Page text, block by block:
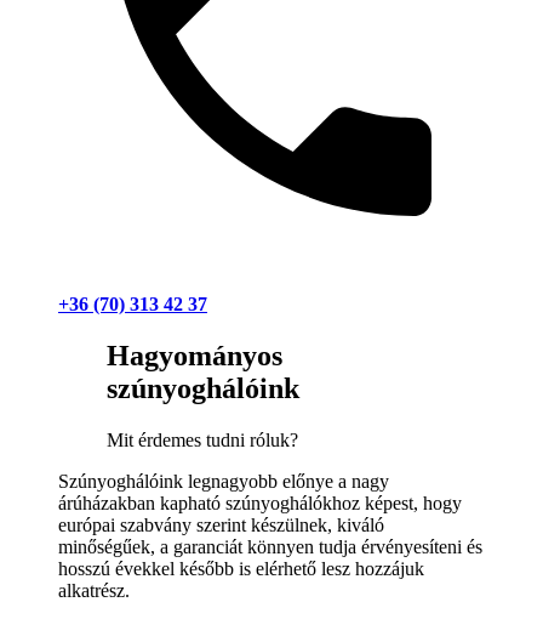
+36 (70) 313 42 37
Hagyományos
szúnyoghálóink
Mit érdemes tudni róluk?
Szúnyoghálóink legnagyobb előnye a nagy
árúházakban kapható szúnyoghálókhoz képest, hogy
európai szabvány szerint készülnek, kiváló
minőségűek, a garanciát könnyen tudja érvényesíteni és
hosszú évekkel később is elérhető lesz hozzájuk
alkatrész.